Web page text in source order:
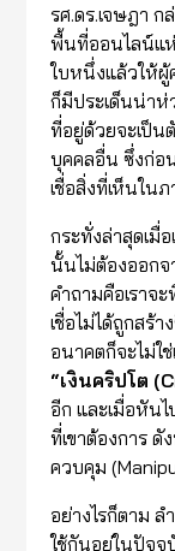
รศ.ดร.เจษฎา ก
พื้นที่ออนไลน์แ
ใบหนึ่งแล้วให้ผู้
ก็มีประเด็นน่าห่
ที่อยู่ด้วยจะเป็น
บุคคลอื่น ซึ่งก่อ
เชื่อสิ่งที่เห็นใน
กระทั่งล่าสุดเมื่อ
นั้นไม่ต้องออกจ
คำถามคือเราจ
เชื่อไม่ได้ถูกสร้
อนาคตก็จะไม่ใ
“เงินคริปโต (
อีก และเมื่อหันไ
ที่เขาต้องการ ดั
ควบคุม
อย่างไรก็ตาม
ใช้กันอยู่ในปัจจุ